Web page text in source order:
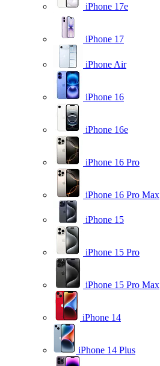
iPhone 17e
iPhone 17
iPhone Air
iPhone 16
iPhone 16e
iPhone 16 Pro
iPhone 16 Pro Max
iPhone 15
iPhone 15 Pro
iPhone 15 Pro Max
iPhone 14
iPhone 14 Plus